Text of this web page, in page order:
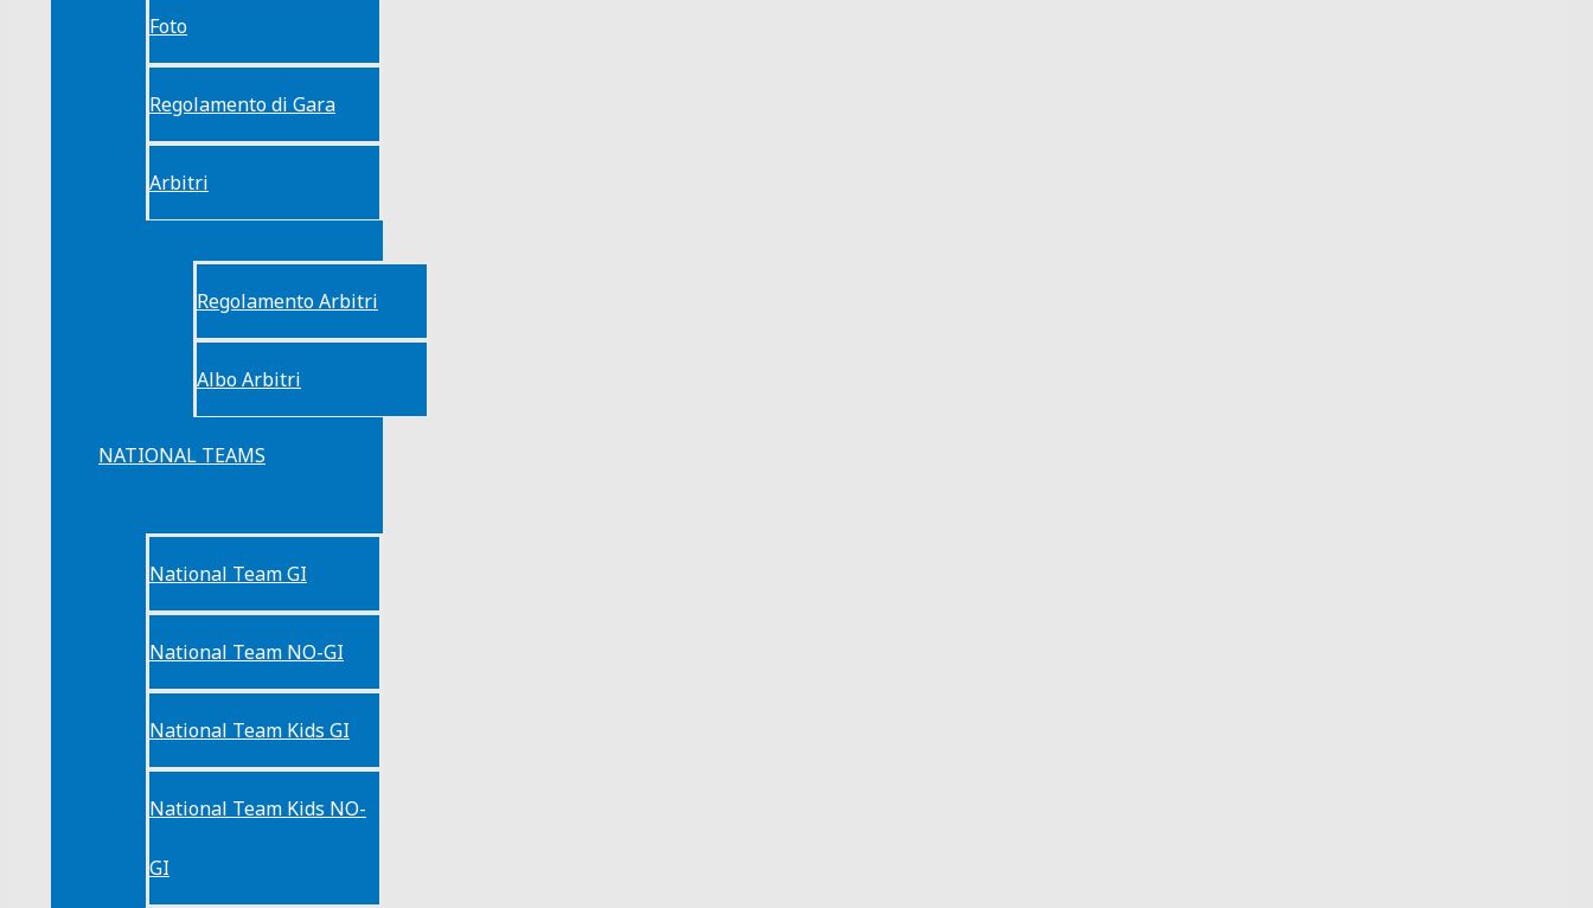
Foto
Regolamento di Gara
Arbitri
Regolamento Arbitri
Albo Arbitri
NATIONAL TEAMS
National Team GI
National Team NO-GI
National Team Kids GI
National Team Kids NO-
GI